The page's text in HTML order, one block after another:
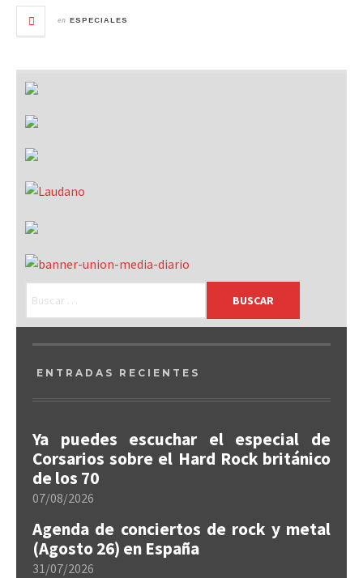
en ESPECIALES
ENTRADAS RECIENTES
Ya puedes escuchar el especial de
Corsarios sobre el Hard Rock británico
de los 70
07/08/2026
Agenda de conciertos de rock y metal
(Agosto 26) en España
31/07/2026